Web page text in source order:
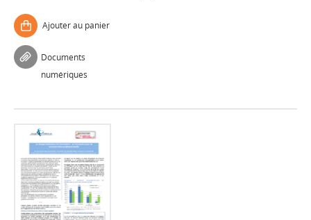
Ajouter au panier
Documents
numériques